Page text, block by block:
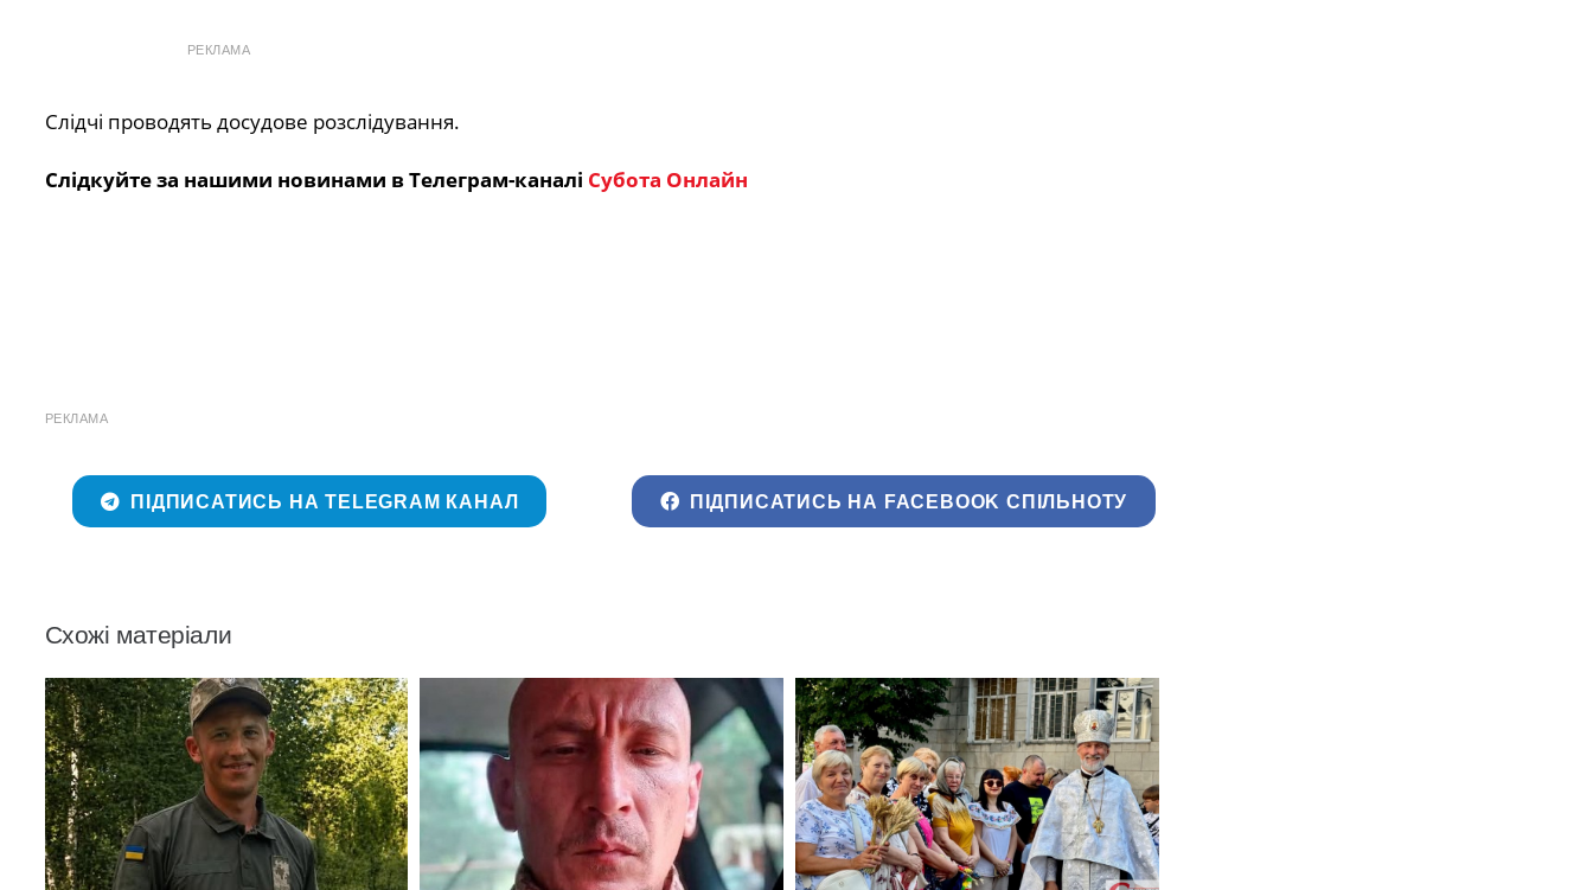
РЕКЛАМА
Слідчі проводять досудове розслідування.
Слідкуйте за нашими новинами в Телеграм-каналі Субота Онлайн
РЕКЛАМА
ПІДПИСАТИСЬ НА TELEGRAM КАНАЛ ПІДПИСАТИСЬ НА FACEBOOK СПІЛЬНОТУ
Схожі матеріали